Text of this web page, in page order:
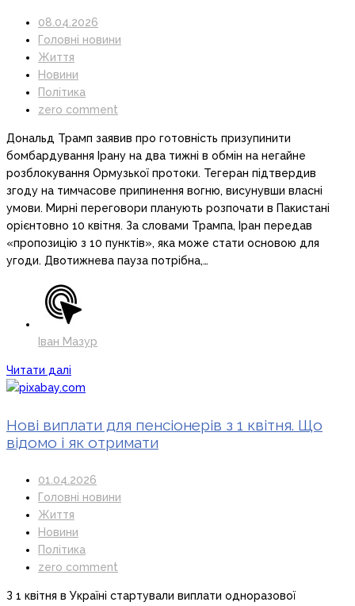
08.04.2026
Головні новини
Життя
Новини
Політика
zero comment
Дональд Трамп заявив про готовність призупинити
бомбардування Ірану на два тижні в обмін на негайне
розблокування Ормузької протоки. Тегеран підтвердив
згоду на тимчасове припинення вогню, висунувши власні
умови. Мирні переговори планують розпочати в Пакистані
орієнтовно 10 квітня. За словами Трампа, Іран передав
«пропозицію з 10 пунктів», яка може стати основою для
угоди. Двотижнева пауза потрібна,…
Іван Мазур
Читати далі
Нові виплати для пенсіонерів з 1 квітня. Що
відомо і як отримати
01.04.2026
Головні новини
Життя
Новини
Політика
zero comment
З 1 квітня в Україні стартували виплати одноразової